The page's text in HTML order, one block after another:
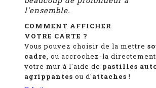
l'ensemble.
COMMENT AFFICHER
VOTRE CARTE ?
Vous pouvez choisir de la mettre
cadre, ou accrochez-la
votre mur à l'aide de pastilles
agrippantes ou d'attaches !